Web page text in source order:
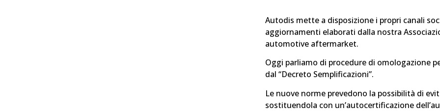
Autodis mette a disposizione i propri canali
aggiornamenti elaborati dalla nostra
automotive aftermarket.
Oggi parliamo di procedure di omologazione
dal “Decreto Semplificazioni”.
Le nuove norme prevedono la possibilità di
sostituendola con un’autocertificazione